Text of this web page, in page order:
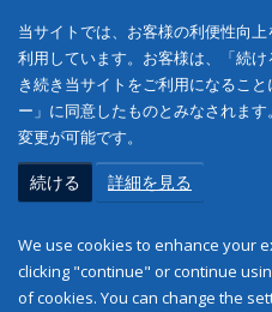
当サイトでは、お客様の利便性向
利用しています。お客様は、「続
き続き当サイトをご利用になるこ
ー」に同意したものとみなされま
変更が可能です。
続ける 詳細を見る
We use cookies to enhance your
clicking "continue" or continue
of cookies. You can change the